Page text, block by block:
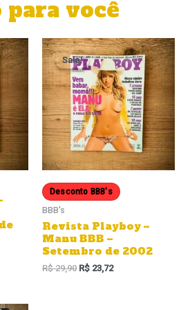
para você
Sale!
Desconto BBB's
Sale!
BBB's
Revista Playboy –
Manu BBB –
Setembro de 2002
R$29,90 R$ 23,72